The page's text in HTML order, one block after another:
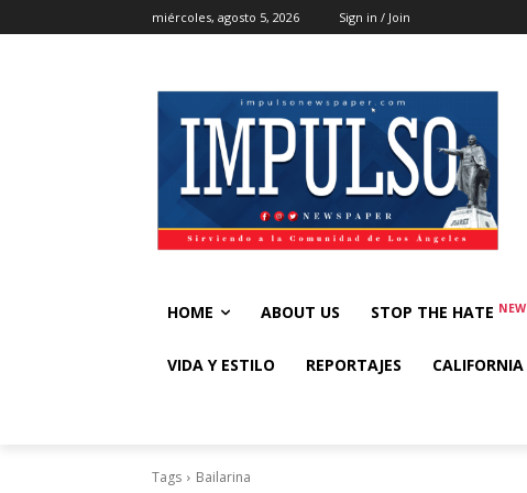
miércoles, agosto 5, 2026 Sign in / Join
HOME ABOUT US STOP THE HATE NEW
VIDA Y ESTILO REPORTAJES CALIFORNIA
Tags Bailarina